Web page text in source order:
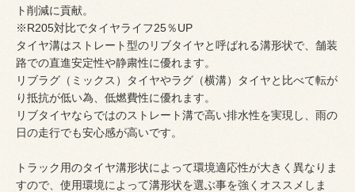
ト削減に貢献。
※R205対比でタイヤライフ25％UP
タイヤ溝はストレート型のリブタイヤと呼ばれる溝形状で、舗装
路での直進安定性や静粛性に優れます。
リブラグ（ミックス）タイヤやラグ（横溝）タイヤと比べて転が
り抵抗が低い為、低燃費性に優れます。
リブタイヤならではのストレート溝で高い排水性を実現し、雨の
日の走行でも安心感が高いです。
トラック用のタイヤ溝形状によって環境適応性が大きく異なりま
すので、使用環境によって溝形状を選ぶ事を強くオススメしま